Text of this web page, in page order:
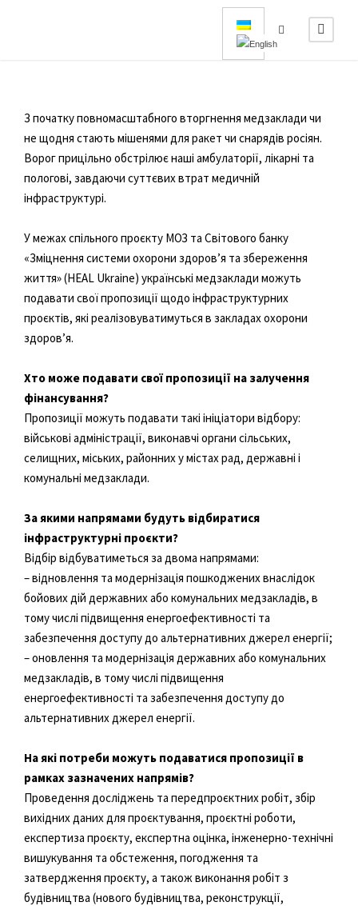
З початку повномасштабного вторгнення медзаклади чи
не щодня стають мішенями для ракет чи снарядів росіян.
Ворог прицільно обстрілює наші амбулаторії, лікарні та
пологові, завдаючи суттєвих втрат медичній
інфраструктурі.
У межах спільного проєкту МОЗ та Світового банку
«Зміцнення системи охорони здоровʼя та збереження
життя» (HEAL Ukraine) українські медзаклади можуть
подавати свої пропозиції щодо інфраструктурних
проєктів, які реалізовуватимуться в закладах охорони
здоров’я.
Хто може подавати свої пропозиції на залучення
фінансування?
Пропозиції можуть подавати такі ініціатори відбору:
військові адміністрації, виконавчі органи сільських,
селищних, міських, районних у містах рад, державні і
комунальні медзаклади.
За якими напрямами будуть відбиратися
інфраструктурні проєкти?
Відбір відбуватиметься за двома напрямами:
– відновлення та модернізація пошкоджених внаслідок
бойових дій державних або комунальних медзакладів, в
тому числі підвищення енергоефективності та
забезпечення доступу до альтернативних джерел енергії;
– оновлення та модернізація державних або комунальних
медзакладів, в тому числі підвищення
енергоефективності та забезпечення доступу до
альтернативних джерел енергії.
На які потреби можуть подаватися пропозиції в
рамках зазначених напрямів?
Проведення досліджень та передпроєктних робіт, збір
вихідних даних для проєктування, проєктні роботи,
експертиза проєкту, експертна оцінка, інженерно-технічні
вишукування та обстеження, погодження та
затвердження проєкту, а також виконання робіт з
будівництва (нового будівництва, реконструкції,